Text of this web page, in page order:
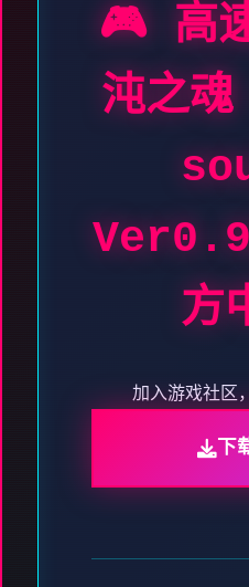
🎮 高
沌之
方
加入游戏社区
下